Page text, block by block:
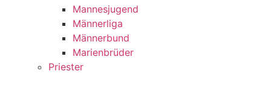
Mannesjugend
Männerliga
Männerbund
Marienbrüder
Priester